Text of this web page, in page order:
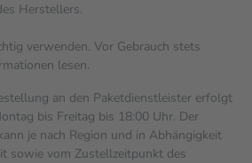
Herstellers.
verwenden. Vor Gebrauch stets
lesen.
an den Paketdienstleister erfolgt
bis Freitag bis 18:00 Uhr. Der
je nach Region und in Abhängigkeit
sowie vom Zustellzeitpunkt des